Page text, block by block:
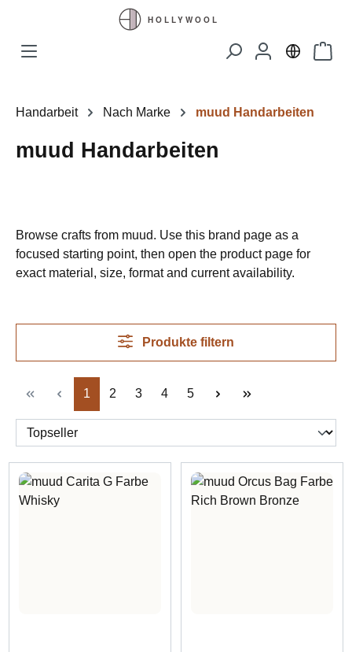
Zum Hauptinhalt springen
Handarbeit Nach Marke muud Handarbeiten
muud Handarbeiten
Browse crafts from muud. Use this brand page as a
focused starting point, then open the product page for
exact material, size, format and current availability.
Produkte filtern
Seite
1 Seite
2 Seite
3 Seite
4 Seite
5